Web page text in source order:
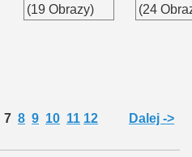
(19 Obrazy) (24
7 8 9 10 11 12 Dalej ->